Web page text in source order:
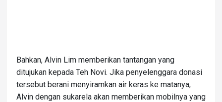
Bahkan, Alvin Lim memberikan tantangan yang
ditujukan kepada Teh Novi. Jika penyelenggara donasi
tersebut berani menyiramkan air keras ke matanya,
Alvin dengan sukarela akan memberikan mobilnya yang